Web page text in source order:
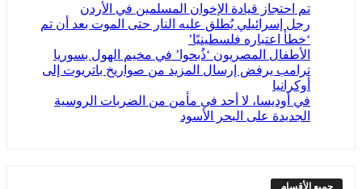
تم احتجاز قيادة الإخوان المسلمين في الأردن
رجل إسرائيلي يُطلق عليه النار حتى الموت بعد أن تم
‘خطأ اعتباره فلسطينيًا’
الأطفال المصريون ‘ذُبحوا’ في مخيم الهول بسوريا
ترامب يرفض إرسال المزيد من صواريخ باتريوت إلى
أوكرانيا
في أوديسا، لا أحد في مأمن من الضربات الروسية
الجديدة على البحر الأسود
جميع الأقسام